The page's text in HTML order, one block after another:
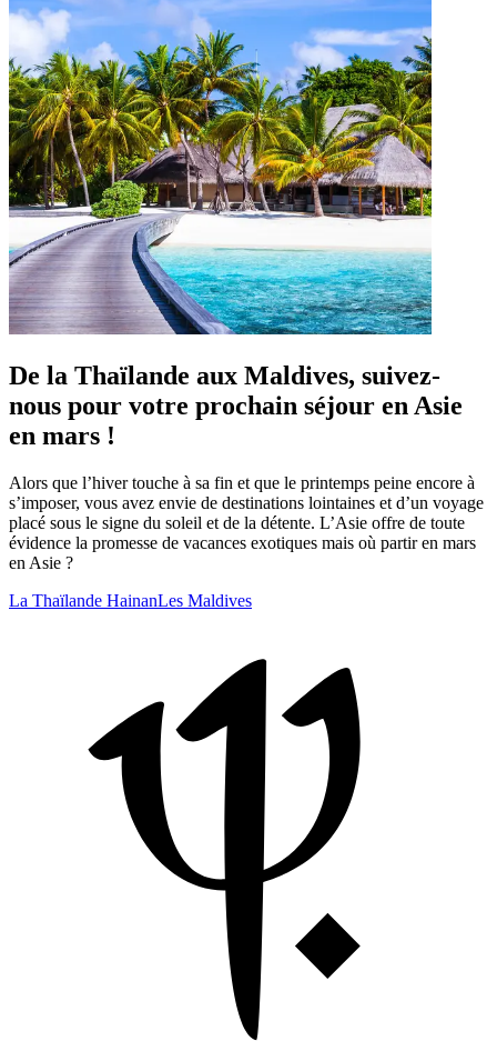
De la Thaïlande aux Maldives, suivez-
nous pour votre prochain séjour en Asie
en mars !
Alors que l’hiver touche à sa fin et que le printemps peine encore à
s’imposer, vous avez envie de destinations lointaines et d’un voyage
placé sous le signe du soleil et de la détente. L’Asie offre de toute
évidence la promesse de vacances exotiques mais où partir en mars
en Asie ?
La Thaïlande HainanLes Maldives